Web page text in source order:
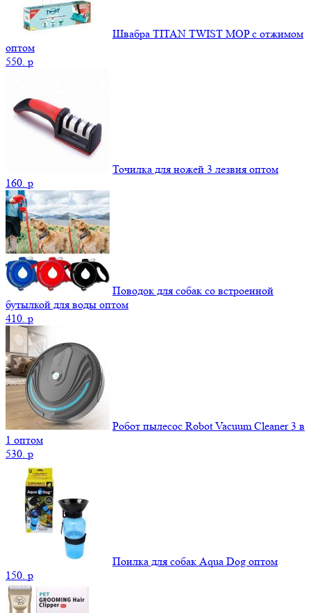
Швабра TITAN TWIST MOP с отжимом
оптом
550. p
Точилка для ножей 3 лезвия оптом
160. p
Поводок для собак со встроенной
бутылкой для воды оптом
410. p
Робот пылесос Robot Vacuum Cleaner 3 в
1 оптом
530. p
Поилка для собак Aqua Dog оптом
150. p